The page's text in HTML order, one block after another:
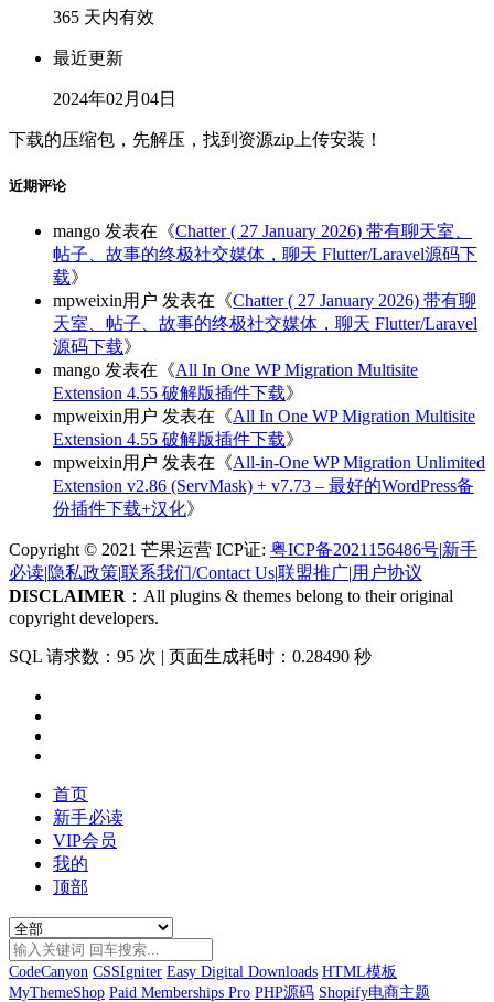
365 天内有效
最近更新
2024年02月04日
下载的压缩包，先解压，找到资源zip上传安装！
近期评论
mango 发表在《Chatter ( 27 January 2026) 带有聊天室、
帖子、故事的终极社交媒体，聊天 Flutter/Laravel源码下
载》
mpweixin用户 发表在《Chatter ( 27 January 2026) 带有聊
天室、帖子、故事的终极社交媒体，聊天 Flutter/Laravel
源码下载》
mango 发表在《All In One WP Migration Multisite
Extension 4.55 破解版插件下载》
mpweixin用户 发表在《All In One WP Migration Multisite
Extension 4.55 破解版插件下载》
mpweixin用户 发表在《All-in-One WP Migration Unlimited
Extension v2.86 (ServMask) + v7.73 – 最好的WordPress备
份插件下载+汉化》
Copyright © 2021 芒果运营 ICP证: 粤ICP备2021156486号|新手
必读|隐私政策|联系我们/Contact Us|联盟推广|用户协议
DISCLAIMER ：All plugins & themes belong to their original
copyright developers.
SQL 请求数：95 次 | 页面生成耗时：0.28490 秒
首页
新手必读
VIP会员
我的
顶部
CodeCanyon CSSIgniter Easy Digital Downloads HTML模板
MyThemeShop Paid Memberships Pro PHP源码 Shopify电商主题